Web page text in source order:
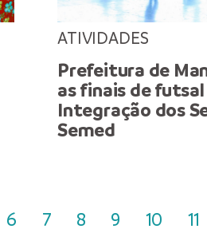
ATIVIDADES
Prefeitura de
as finais de
Integração dos
Semed
6 7 8 9 10 11